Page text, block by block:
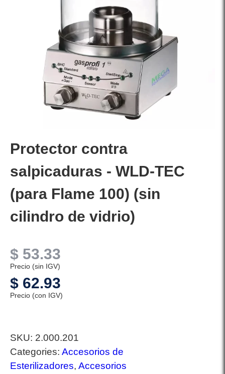
Protector contra
salpicaduras - WLD-TEC
(para Flame 100) (sin
cilindro de vidrio)
$ 53.33
Precio (sin IGV)
$ 62.93
Precio (con IGV)
SKU: 2.000.201
Categories: Accesorios de
Esterilizadores, Accesorios